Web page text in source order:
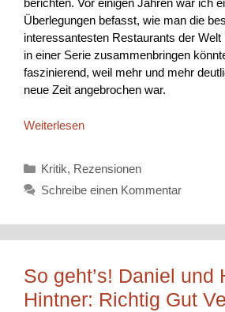
berichten. Vor einigen Jahren war ich
Überlegungen befasst, wie man die
interessantesten Restaurants der
in einer Serie zusammenbringen
faszinierend, weil mehr und mehr
neue Zeit angebrochen war.
Weiterlesen
Kategorien
Kritik, Rezensionen
Schreibe einen Kommentar
So geht’s! Daniel und
Hintner: Richtig Gut